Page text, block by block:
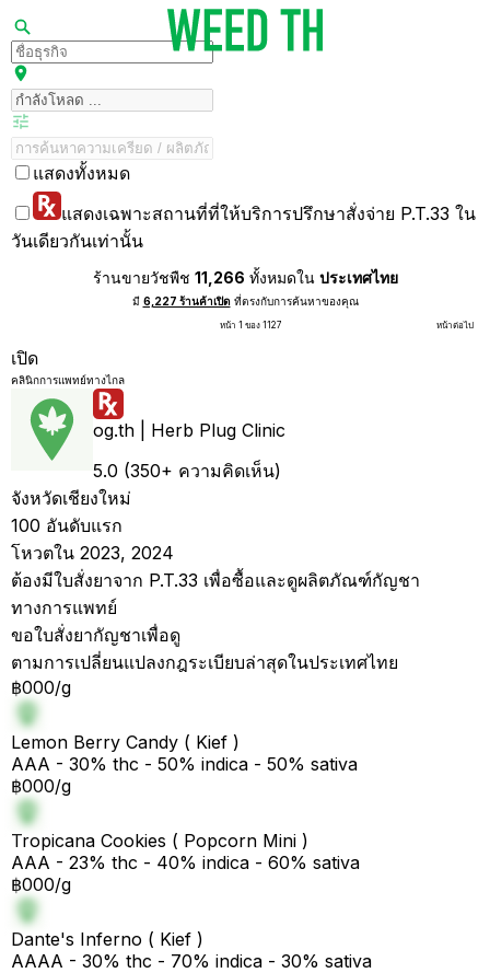
แสดงทั้งหมด
แสดงเฉพาะสถานที่ที่ให้บริการปรึกษาสั่งจ่าย P.T.33 ใน
วันเดียวกันเท่านั้น
ร้านขายวัชพืช 11,266 ทั้งหมดใน ประเทศไทย
มี 6,227 ร้านค้าเปิดที่ตรงกับการค้นหาของคุณ
หน้า 1 ของ 1127 หน้าต่อไป
เปิด
คลินิกการแพทย์ทางไกล
og.th | Herb Plug Clinic
5.0 (350+ ความคิดเห็น)
จังหวัดเชียงใหม่
100 อันดับแรก
โหวตใน 2023, 2024
ต้องมีใบสั่งยาจาก P.T.33 เพื่อซื้อและดูผลิตภัณฑ์กัญชา
ทางการแพทย์
ขอใบสั่งยากัญชาเพื่อดู
ตามการเปลี่ยนแปลงกฎระเบียบล่าสุดในประเทศไทย
฿000/g
Lemon Berry Candy ( Kief )
AAA - 30% thc - 50% indica - 50% sativa
฿000/g
Tropicana Cookies ( Popcorn Mini )
AAA - 23% thc - 40% indica - 60% sativa
฿000/g
Dante's Inferno ( Kief )
AAAA - 30% thc - 70% indica - 30% sativa